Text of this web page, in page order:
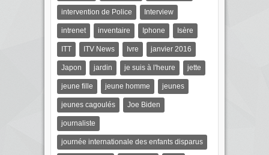
intervention de Police Interview
intrenet inventaire Iphone Isère
ITT ITV News Ivre janvier 2016
Japon jardin je suis à l'heure jette
jeune fille jeune homme jeunes
jeunes cagoulés Joe Biden
journaliste
journée internationale des enfants disparus